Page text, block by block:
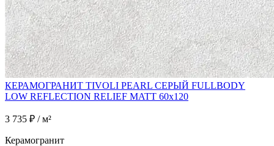
КЕРАМОГРАНИТ TIVOLI PEARL СЕРЫЙ FULLBODY
LOW REFLECTION RELIEF MATT 60x120
3 735 ₽ / м²
Керамогранит